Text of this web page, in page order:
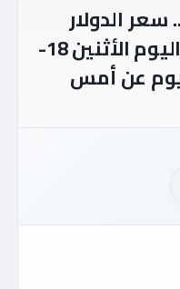
الدولار
مقابل الجنيه المصري اليوم الأثنين 18-